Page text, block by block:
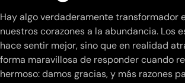
Hay algo verdaderamente transformador
nuestros corazones a la abundancia.
hace sentir mejor, sino que en realidad
forma maravillosa de responder cuando
hermoso: damos gracias, y más razones